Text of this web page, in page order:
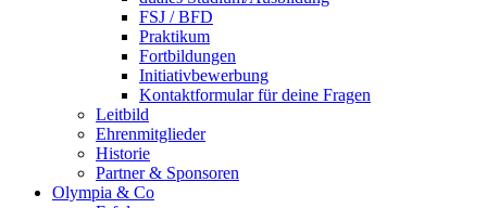
FSJ / BFD
Praktikum
Fortbildungen
Initiativbewerbung
Kontaktformular für deine Fragen
Leitbild
Ehrenmitglieder
Historie
Partner & Sponsoren
Olympia & Co